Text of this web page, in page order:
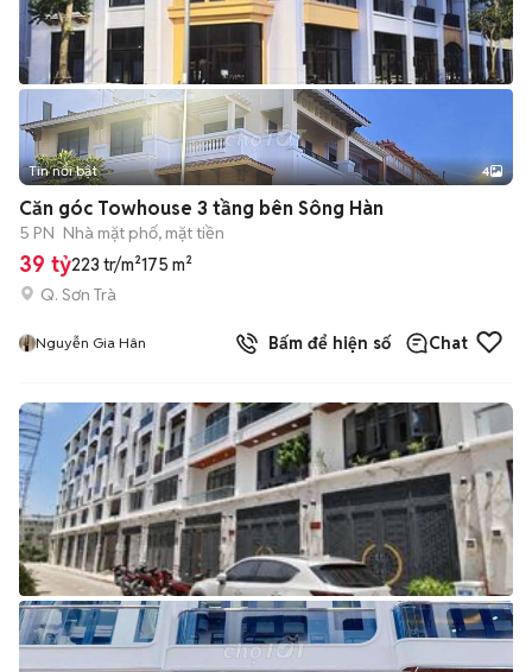
Tin nổi bật 4
Căn góc Towhouse 3 tầng bên Sông Hàn
5 PN Nhà mặt phố, mặt tiền
39 tỷ223 tr/m²175 m²
Q. Sơn Trà
Nguyễn Gia Hân Bấm để hiện số Chat